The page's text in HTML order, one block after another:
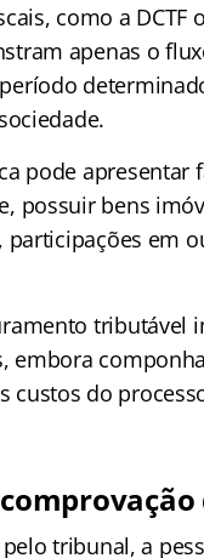
como a DCTF
apenas o
pode
possuir bens
em
tributável
embora
custos do
tribunal, a